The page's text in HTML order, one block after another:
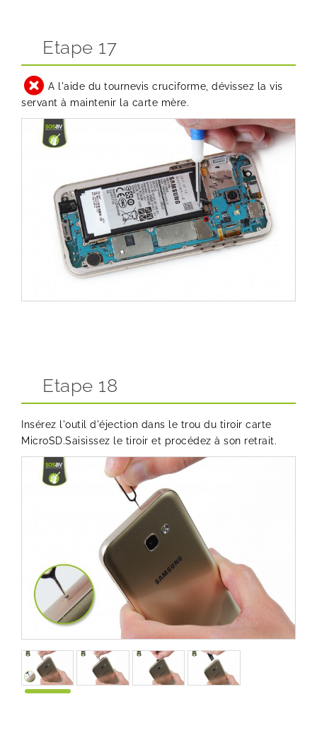
Etape 17
A l'aide du tournevis cruciforme, dévissez la vis
servant à maintenir la carte mère.
Etape 18
Insérez l'outil d'éjection dans le trou du tiroir carte
MicroSD.Saisissez le tiroir et procédez à son retrait.